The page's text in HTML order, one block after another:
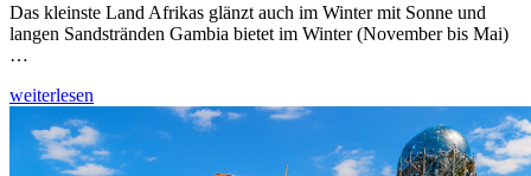
Das kleinste Land Afrikas glänzt auch im Winter mit Sonne und
langen Sandstränden Gambia bietet im Winter (November bis Mai)
…
weiterlesen